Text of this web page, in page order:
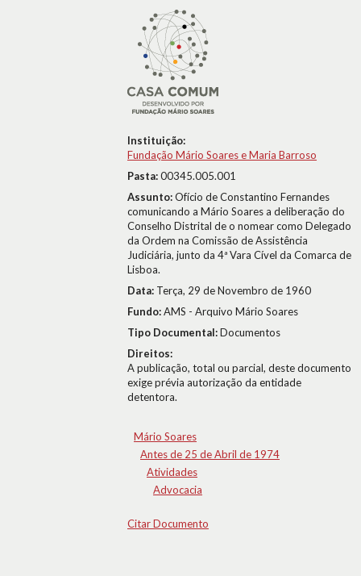
Instituição:
Fundação Mário Soares e Maria Barroso
Pasta:00345.005.001
Assunto:Ofício de Constantino Fernandes
comunicando a Mário Soares a deliberação do
Conselho Distrital de o nomear como Delegado
da Ordem na Comissão de Assistência
Judiciária, junto da 4ª Vara Cível da Comarca de
Lisboa.
Data: Terça, 29 de Novembro de 1960
Fundo:AMS - Arquivo Mário Soares
Tipo Documental:Documentos
Direitos:
A publicação, total ou parcial, deste documento
exige prévia autorização da entidade
detentora.
Mário Soares
Antes de 25 de Abril de 1974
Atividades
Advocacia
Citar Documento